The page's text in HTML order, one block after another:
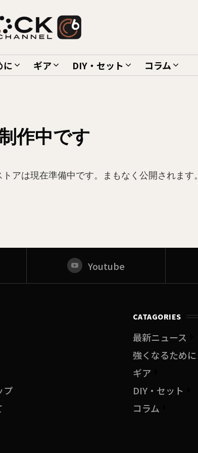
に ギア DIY・セット コラム
作中です
アは現在準備中です。まもなく公開されます。
Youtube
プ
CATAGORIES
最新ニュース
強くなるために
ギア
DIY・セット
コラム